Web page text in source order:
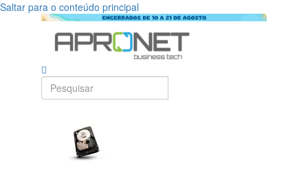
Saltar para o conteúdo principal